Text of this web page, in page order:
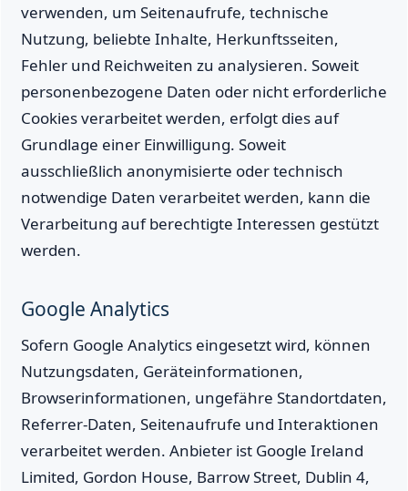
verwenden, um Seitenaufrufe, technische
Nutzung, beliebte Inhalte, Herkunftsseiten,
Fehler und Reichweiten zu analysieren. Soweit
personenbezogene Daten oder nicht erforderliche
Cookies verarbeitet werden, erfolgt dies auf
Grundlage einer Einwilligung. Soweit
ausschließlich anonymisierte oder technisch
notwendige Daten verarbeitet werden, kann die
Verarbeitung auf berechtigte Interessen gestützt
werden.
Google Analytics
Sofern Google Analytics eingesetzt wird, können
Nutzungsdaten, Geräteinformationen,
Browserinformationen, ungefähre Standortdaten,
Referrer-Daten, Seitenaufrufe und Interaktionen
verarbeitet werden. Anbieter ist Google Ireland
Limited, Gordon House, Barrow Street, Dublin 4,